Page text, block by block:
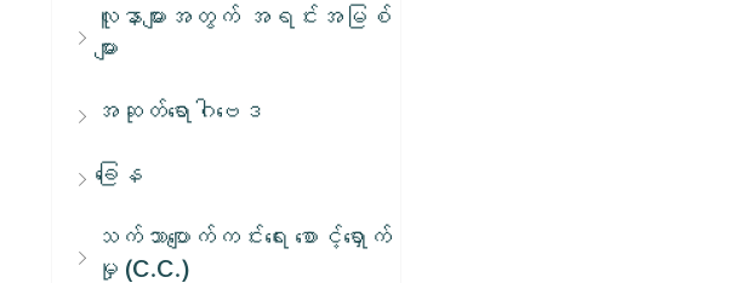
လူနာများအတွက် အရင်းအမြစ်
များ
အဆုတ်ရောဂါဗေဒ
ခြေန
သက်သာပျောက်ကင်းရေး စောင့်ရှောက်
မှု (C.C.)